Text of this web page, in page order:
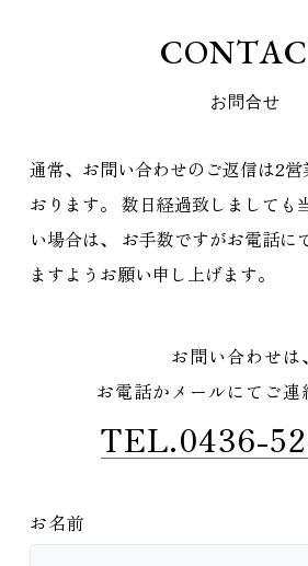
CONTAC
お問合せ
通常、お問い合わせのご返信は2
おります。 数日経過致しましても
い場合は、
お手数ですがお電話に
ますようお願い申し上げます。
お問い合わせは、
お電話かメールにてご連
TEL.0436-
お名前